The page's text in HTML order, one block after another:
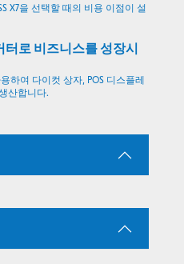
X7을 선택할 때의 비용 이점이 설
터로 비즈니스를 성장시
하여 다이컷 상자, POS 디스플레
산합니다.